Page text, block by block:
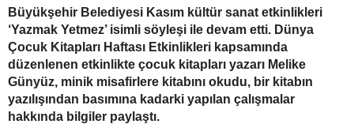
Büyükşehir Belediyesi Kasım kültür sanat etkinlikleri
‘Yazmak Yetmez’ isimli söyleşi ile devam etti. Dünya
Çocuk Kitapları Haftası Etkinlikleri kapsamında
düzenlenen etkinlikte çocuk kitapları yazarı Melike
Günyüz, minik misafirlere kitabını okudu, bir kitabın
yazılışından basımına kadarki yapılan çalışmalar
hakkında bilgiler paylaştı.